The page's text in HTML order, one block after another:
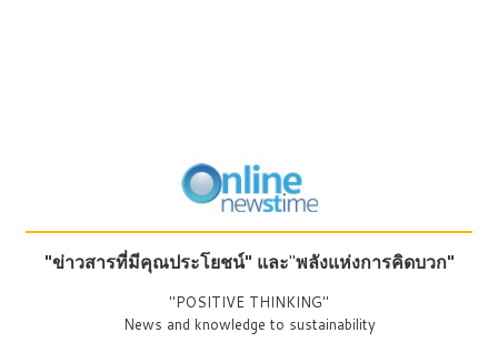
"ข่าวสารที่มีคุณประโยชน์" และ"พลังแห่งการคิดบวก"
"POSITIVE THINKING"
News and knowledge to sustainability